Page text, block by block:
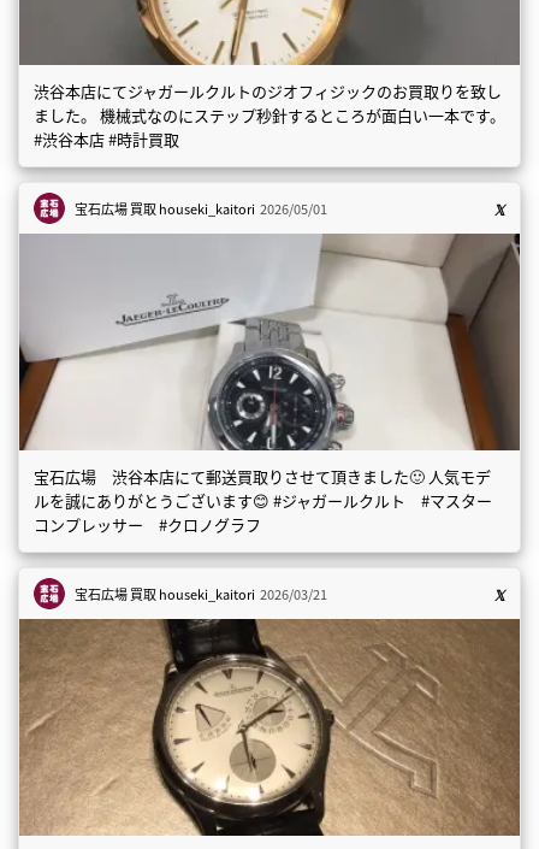
渋谷本店にてジャガールクルトのジオフィジックのお買取りを致し
ました。 機械式なのにステップ秒針するところが面白い一本です。
#渋谷本店 #時計買取
宝石広場 買取houseki_kaitori 2026/05/01
宝石広場 渋谷本店にて郵送買取りさせて頂きました🙂 人気モデ
ルを誠にありがとうございます😊 #ジャガールクルト #マスター
コンプレッサー #クロノグラフ
宝石広場 買取houseki_kaitori 2026/03/21